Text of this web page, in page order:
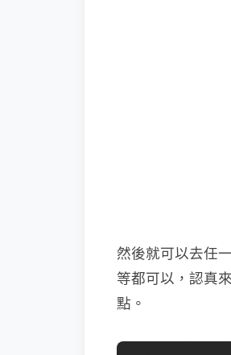
然後就可以去任
等都可以，認真
點。